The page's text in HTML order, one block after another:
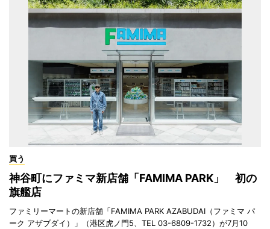
買う
神谷町にファミマ新店舗「FAMIMA PARK」 初の
旗艦店
ファミリーマートの新店舗「FAMIMA PARK AZABUDAI（ファミマ パ
ーク アザブダイ）」（港区虎ノ門5、TEL 03-6809-1732）が7月10